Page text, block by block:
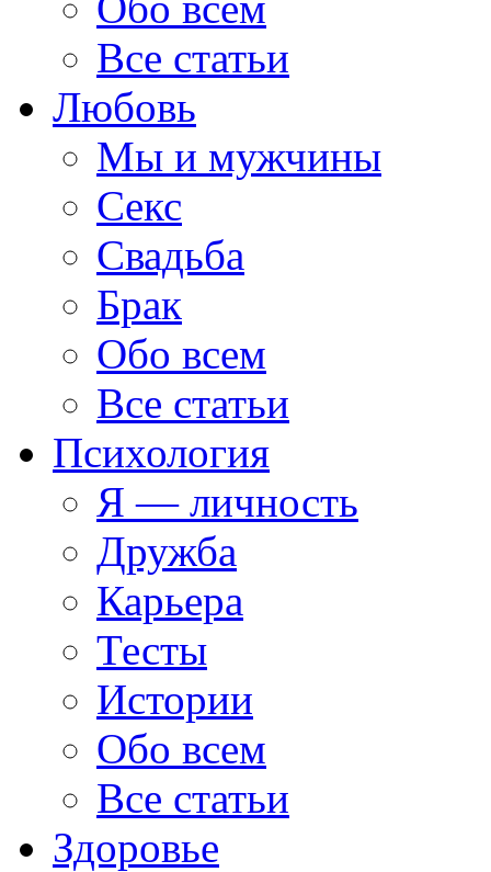
Все статьи
Любовь
Мы и мужчины
Секс
Свадьба
Брак
Обо всем
Все статьи
Психология
Я — личность
Дружба
Карьера
Тесты
Истории
Обо всем
Все статьи
Здоровье